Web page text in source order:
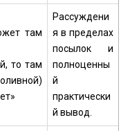
там
то там
Рассуждени
я в пределах
посылок и
полноценны
й
практически
й вывод.